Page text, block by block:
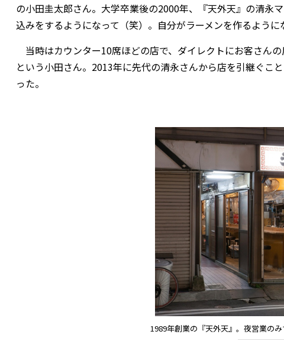
の小田圭太郎さん。大学卒業後の2000年、『天外天』の清永
込みをするようになって（笑）。自分がラーメンを作るように
当時はカウンター10席ほどの店で、ダイレクトにお客さん
という小田さん。2013年に先代の清永さんから店を引継ぐこ
った。
1989年創業の『天外天』。夜営業の